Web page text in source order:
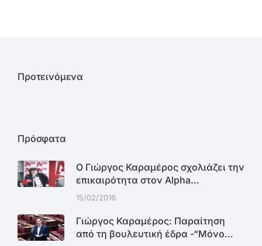
Προτεινόμενα
Πρόσφατα
Ο Γιώργος Καραμέρος σχολιάζει την
επικαιρότητα στον Alpha…
15/02/2016
Γιώργος Καραμέρος: Παραίτηση
από τη βουλευτική έδρα -“Μόνο…